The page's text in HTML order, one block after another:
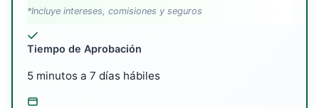
*Incluye intereses, comisiones y seguros
Tiempo de Aprobación
5 minutos a 7 días hábiles